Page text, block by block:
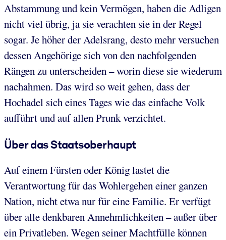
Abstammung und kein Vermögen, haben die Adligen
nicht viel übrig, ja sie verachten sie in der Regel
sogar. Je höher der Adelsrang, desto mehr versuchen
dessen Angehörige sich von den nachfolgenden
Rängen zu unterscheiden – worin diese sie wiederum
nachahmen. Das wird so weit gehen, dass der
Hochadel sich eines Tages wie das einfache Volk
aufführt und auf allen Prunk verzichtet.
Über das Staatsoberhaupt
Auf einem Fürsten oder König lastet die
Verantwortung für das Wohlergehen einer ganzen
Nation, nicht etwa nur für eine Familie. Er verfügt
über alle denkbaren Annehmlichkeiten – außer über
ein Privatleben. Wegen seiner Machtfülle können